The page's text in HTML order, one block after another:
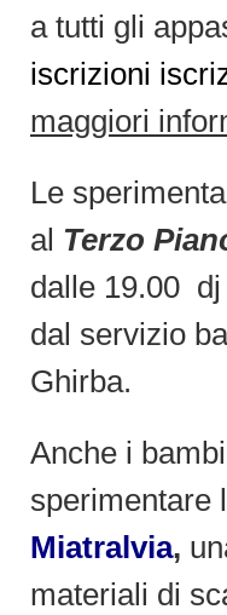
a tutti gli
iscrizioni
maggiori
Le
al Terzo
dalle 19.00 dj
dal servizio
Ghirba.
Anche i
sperimentare
Miatralvia,
materiali di